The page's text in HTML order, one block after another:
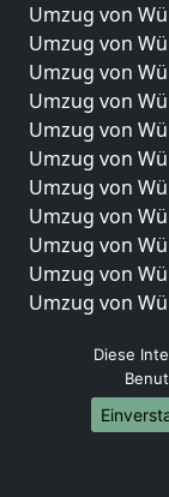
Umzug von
Umzug von
Umzug von
Umzug von
Umzug von
Umzug von
Umzug von
Umzug von
Umzug von
Umzug von
Umzug von
Umzüge-
Umzug von
Umzug von
Umzug von
Umzug von
Diese